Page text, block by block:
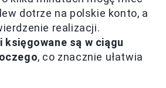
dotrze na polskie konto, a
realizacji.
są w ciągu
, co znacznie ułatwia